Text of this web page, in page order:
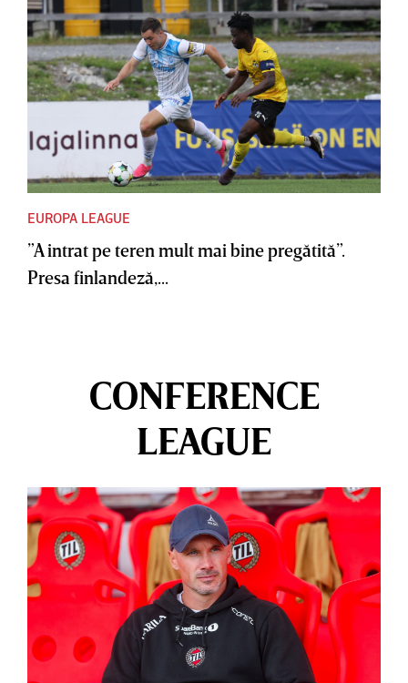
EUROPA LEAGUE
”A intrat pe teren mult mai bine pregătită”.
Presa finlandeză,...
CONFERENCE
LEAGUE